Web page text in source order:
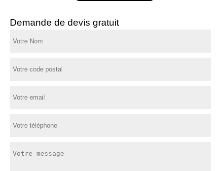
Demande de devis gratuit